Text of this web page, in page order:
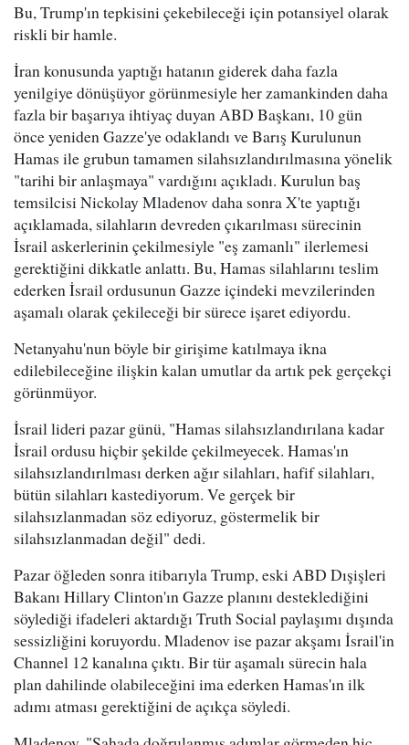
Bu, Trump'ın tepkisini çekebileceği için potansiyel olarak
riskli bir hamle.
İran konusunda yaptığı hatanın giderek daha fazla
yenilgiye dönüşüyor görünmesiyle her zamankinden daha
fazla bir başarıya ihtiyaç duyan ABD Başkanı, 10 gün
önce yeniden Gazze'ye odaklandı ve Barış Kurulunun
Hamas ile grubun tamamen silahsızlandırılmasına yönelik
"tarihi bir anlaşmaya" vardığını açıkladı. Kurulun baş
temsilcisi Nickolay Mladenov daha sonra X'te yaptığı
açıklamada, silahların devreden çıkarılması sürecinin
İsrail askerlerinin çekilmesiyle "eş zamanlı" ilerlemesi
gerektiğini dikkatle anlattı. Bu, Hamas silahlarını teslim
ederken İsrail ordusunun Gazze içindeki mevzilerinden
aşamalı olarak çekileceği bir sürece işaret ediyordu.
Netanyahu'nun böyle bir girişime katılmaya ikna
edilebileceğine ilişkin kalan umutlar da artık pek gerçekçi
görünmüyor.
İsrail lideri pazar günü, "Hamas silahsızlandırılana kadar
İsrail ordusu hiçbir şekilde çekilmeyecek. Hamas'ın
silahsızlandırılması derken ağır silahları, hafif silahları,
bütün silahları kastediyorum. Ve gerçek bir
silahsızlanmadan söz ediyoruz, göstermelik bir
silahsızlanmadan değil" dedi.
Pazar öğleden sonra itibarıyla Trump, eski ABD Dışişleri
Bakanı Hillary Clinton'ın Gazze planını desteklediğini
söylediği ifadeleri aktardığı Truth Social paylaşımı dışında
sessizliğini koruyordu. Mladenov ise pazar akşamı İsrail'in
Channel 12 kanalına çıktı. Bir tür aşamalı sürecin hala
plan dahilinde olabileceğini ima ederken Hamas'ın ilk
adımı atması gerektiğini de açıkça söyledi.